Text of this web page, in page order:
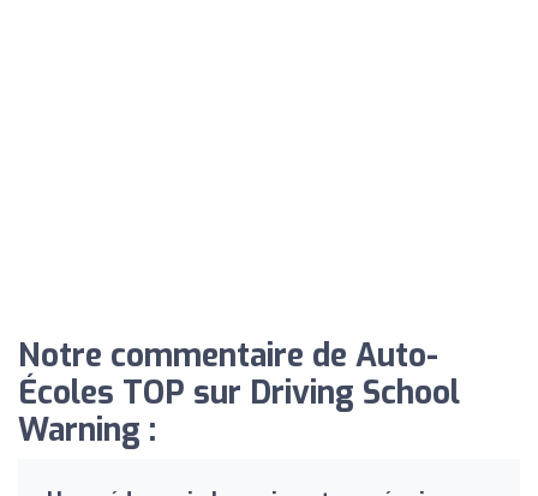
Notre commentaire de Auto-
Écoles TOP sur Driving School
Warning :